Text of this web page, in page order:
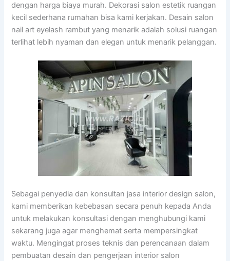
dengan harga biaya murah. Dekorasi salon estetik ruangan
kecil sederhana rumahan bisa kami kerjakan. Desain salon
nail art eyelash rambut yang menarik adalah solusi ruangan
terlihat lebih nyaman dan elegan untuk menarik pelanggan.
Sebagai penyedia dan konsultan jasa interior design salon,
kami memberikan kebebasan secara penuh kepada Anda
untuk melakukan konsultasi dengan menghubungi kami
sekarang juga agar menghemat serta mempersingkat
waktu. Mengingat proses teknis dan perencanaan dalam
pembuatan desain dan pengerjaan interior salon